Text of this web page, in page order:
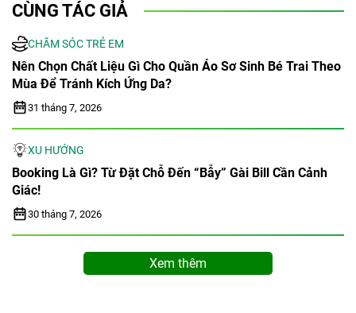
CÙNG TÁC GIẢ
CHĂM SÓC TRẺ EM
Nên Chọn Chất Liệu Gì Cho Quần Áo Sơ Sinh Bé Trai Theo
Mùa Để Tránh Kích Ứng Da?
31 tháng 7, 2026
XU HƯỚNG
Booking Là Gì? Từ Đặt Chỗ Đến “bẫy” Gài Bill Cần Cảnh
Giác!
30 tháng 7, 2026
Xem thêm